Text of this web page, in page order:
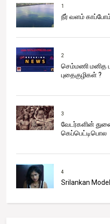
1
நீர் வளம்
2
செம்மணி மனித
புதைகுழிகள் ?
3
வேடர்களின்
கெப்பெட்டிபொல
4
Srilankan